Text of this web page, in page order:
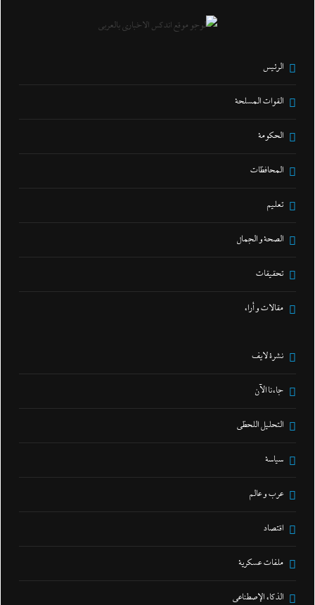
الرئيس
القوات المسلحة
الحكومة
المحافظات
تعليم
الصحة و الجمال
تحقيقات
مقالات و أراء
نشرة لايف
جاءنا الآن
التحليل اللحظي
سياسة
عرب و عالم
اقتصاد
ملفات عسكرية
الذكاء الإصطناعي